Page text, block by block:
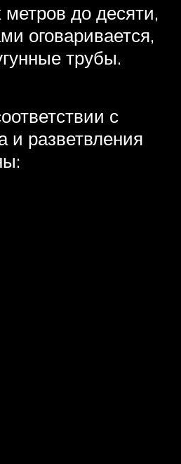
до десяти,
оговаривается,
трубы.
с
и разветвления